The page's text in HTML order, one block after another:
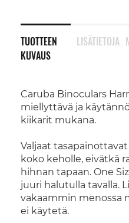
TUOTTEEN
KUVAUS
Caruba Binoculars
miellyttävä ja
kiikarit mukana.
Valjaat
koko keholle, eivätkä
hihnan tapaan. One
juuri halutulla tavalla.
vakaammin menossa
ei käytetä.
LISÄTIETOJA